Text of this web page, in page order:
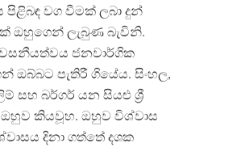
පිළිබඳ වග වීමක් ලබා දුන්
ඔහුගෙන් ලැබුණ බැවිනි.
ජනවාර්ගික
ඔබ්බට පැතිරී ගියේය. සිංහල,
සහ බර්ගර් යන සියළු ශ්‍රී
කියවූහ. ඔහුව විශ්වාස
දිනා ගත්තේ දශක